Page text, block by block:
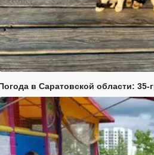
в Саратовской области: 35-